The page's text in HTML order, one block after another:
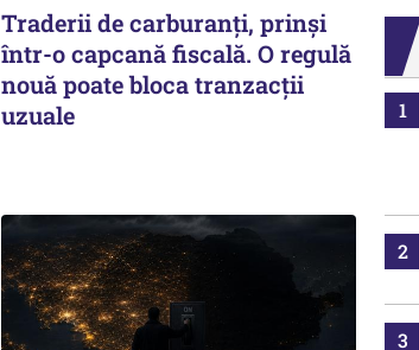
Traderii de carburanți, prinși
într-o capcană fiscală. O regulă
nouă poate bloca tranzacții
uzuale